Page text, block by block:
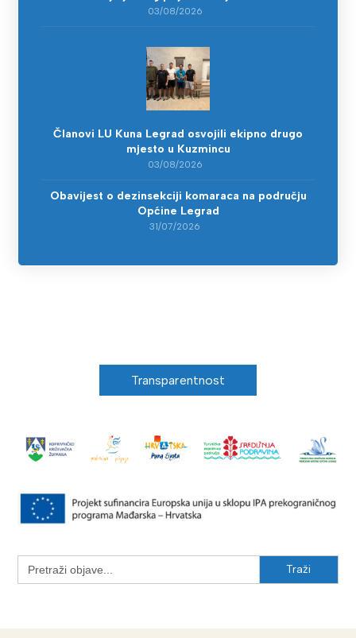
03/08/2026
Članovi LU Kuna Legrad osvojili ekipno drugo
mjesto u Kuzmincu
03/08/2026
Obavijest o dezinsekciji komaraca na području
Općine Legrad
31/07/2026
Transparentnost
Search
for: